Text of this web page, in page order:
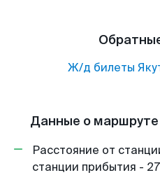
Ж/д билеты
Данные о
Расстояние от
станции прибытия -